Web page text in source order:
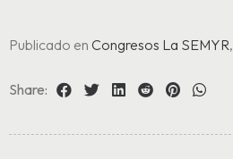
Publicado en Congresos La SEMYR,
Share: